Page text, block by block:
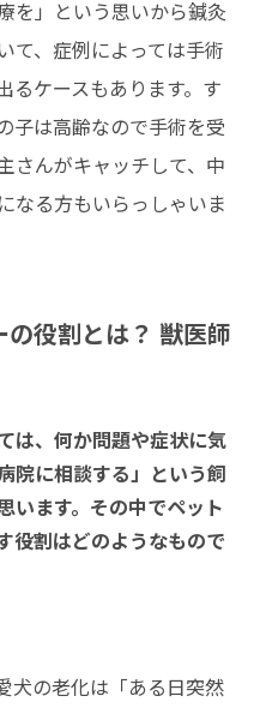
を」という思いから鍼灸
て、症例によっては手術
るケースもあります。す
子は高齢なので手術を受
さんがキャッチして、中
なる方もいらっしゃいま
役割とは？ 獣医師
は、何か問題や症状に気
院に相談する」という飼
います。その中でペット
役割はどのようなもので
犬の老化は「ある日突然